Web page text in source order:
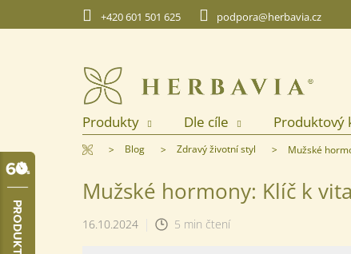
+420 601 501 625 podpora@herbavia.cz
Produkty Dle cíle Produktový
Domů Blog Zdravý životní styl Mužské
Mužské hormony: Klíč k
16.10.2024 5 min čtení